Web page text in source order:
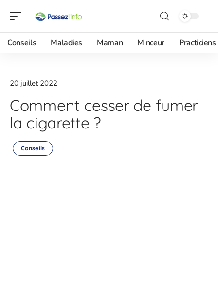
Conseils Maladies Maman Minceur Practiciens
20 juillet 2022
Comment cesser de fumer
la cigarette ?
Conseils